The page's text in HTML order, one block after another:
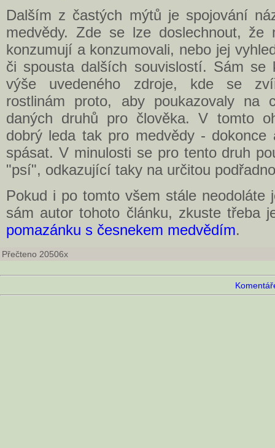
Dalším z častých mýtů je spojování
medvědy. Zde se lze doslechnout, že
konzumují a konzumovali, nebo jej
či spousta dalších souvislostí. Sám
výše uvedeného zdroje, kde se
rostlinám proto, aby poukazovaly na
daných druhů pro člověka. V tomto
dobrý leda tak pro medvědy - dokonce
spásat. V minulosti se pro tento druh
"psí", odkazující taky na určitou
Pokud i po tomto všem stále neodoláte
sám autor tohoto článku, zkuste třeba
pomazánku s česnekem medvědím.
Přečteno 20506x